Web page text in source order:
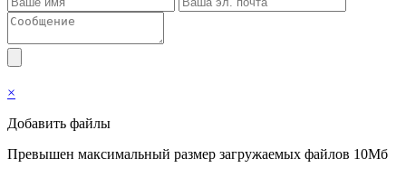
×
Добавить файлы
Превышен максимальный размер загружаемых файлов 10Мб